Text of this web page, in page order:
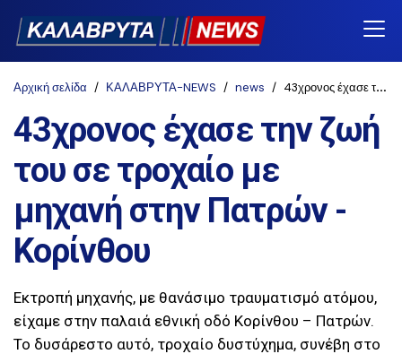
Αρχική σελίδα ΚΑΛΑΒΡΥΤΑ-NEWS news 43χρονος έχασε την ζωή του σε τροχαίο με μηχανή στην Πατρών - Κορίνθου
43χρονος έχασε την ζωή
του σε τροχαίο με
μηχανή στην Πατρών -
Κορίνθου
Εκτροπή μηχανής, με θανάσιμο τραυματισμό ατόμου,
είχαμε στην παλαιά εθνική οδό Κορίνθου – Πατρών.
Το δυσάρεστο αυτό, τροχαίο δυστύχημα, συνέβη στο